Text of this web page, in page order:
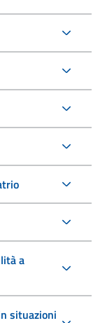
a
situazioni